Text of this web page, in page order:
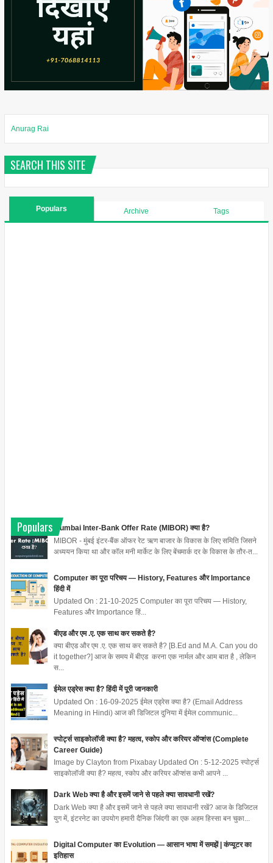
Anurag Rai
SEARCH THIS SITE
Populars Archive Tags
Populars
Mumbai Inter-Bank Offer Rate (MIBOR) क्या है?
MIBOR - मुंबई इंटर-बैंक ऑफर रेट ऋण बाजार के विकास के लिए समिति जिसने
अध्ययन किया था और कॉल मनी मार्केट के लिए बेंचमार्क दर के विकास के तौर-त...
Computer का पूरा परिचय — History, Features और Importance
हिंदी में
Updated On : 21-10-2025 Computer का पूरा परिचय — History,
Features और Importance हिं...
बीएड और एम .ए. एक साथ कर सकते है?
क्या बीएड और एम .ए. एक साथ कर सकते है? [B.Ed and M.A. Can you do
it together?] आज के समय में बीएड करना एक नार्मल और आम बात है , लेकिन
स...
ईमेल एड्रेस क्या है? हिंदी में पूरी जानकारी
Updated On : 16-09-2025 ईमेल एड्रेस क्या है? (Email Address
Meaning in Hindi) आज की डिजिटल दुनिया में ईमेल communic...
स्पोर्ट्स साइकोलॉजी क्या है? महत्व, स्कोप और करियर ऑप्शंस (Complete
Career Guide)
Image by Clayton from Pixabay Updated On : 5-12-2025 स्पोर्ट्स
साइकोलॉजी क्या है? महत्व, स्कोप और करियर ऑप्शंस कभी आपने ...
Dark Web क्या है और इसमें जाने से पहले क्या सावधानी रखें?
Dark Web क्या है और इसमें जाने से पहले क्या सावधानी रखें? आज के डिजिटल
युग में, इंटरनेट का उपयोग हमारी दैनिक जिंदगी का एक अहम हिस्सा बन चुका...
Digital Computer का Evolution — आसान भाषा में समझें | कंप्यूटर का
इतिहास